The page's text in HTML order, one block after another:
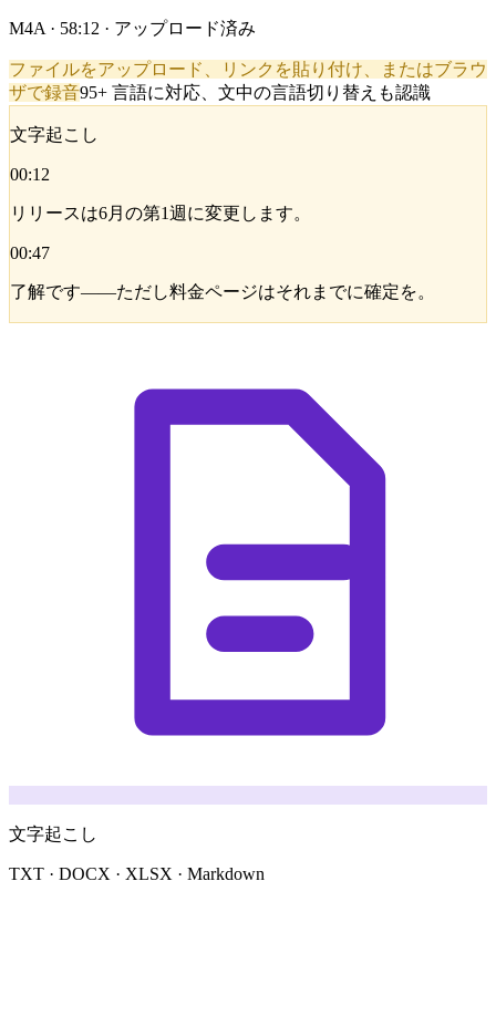
M4A · 58:12 · アップロード済み
ファイルをアップロード、リンクを貼り付け、またはブラウ
ザで録音95+ 言語に対応、文中の言語切り替えも認識
文字起こし
00:12
リリースは6月の第1週に変更します。
00:47
了解です——ただし料金ページはそれまでに確定を。
文字起こし
TXT · DOCX · XLSX · Markdown